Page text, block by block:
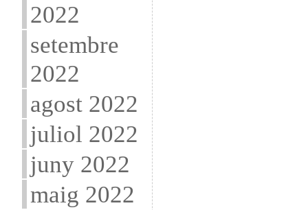
2022
setembre
2022
agost 2022
juliol 2022
juny 2022
maig 2022